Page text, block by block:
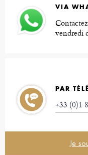
VIA
vendredi
PAR
+33 (0)1
Je